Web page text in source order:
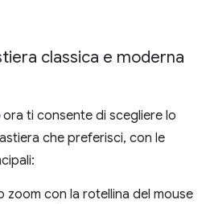
classica e moderna
ora ti consente di scegliere lo
che preferisci, con le
zoom con la rotellina del mouse